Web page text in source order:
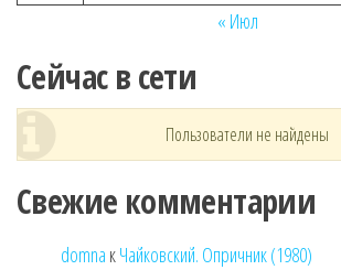
« Июл
Сейчас в сети
Пользователи не найдены
Свежие комментарии
domna кЧайковский. Опричник (1980)